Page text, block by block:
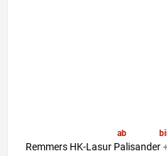
ab
Remmers HK-Lasur Palisander